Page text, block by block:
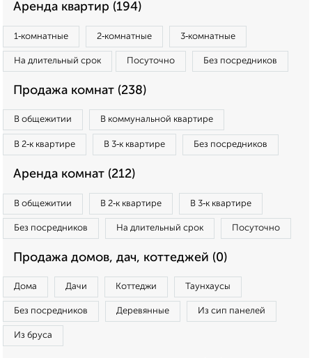
Аренда квартир (194)
1‑комнатные 2‑комнатные 3‑комнатные
На длительный срок Посуточно Без посредников
Продажа комнат (238)
В общежитии В коммунальной квартире
В 2‑к квартире В 3‑к квартире Без посредников
Аренда комнат (212)
В общежитии В 2‑к квартире В 3‑к квартире
Без посредников На длительный срок Посуточно
Продажа домов, дач, коттеджей (0)
Дома Дачи Коттеджи Таунхаусы
Без посредников Деревянные Из сип панелей
Из бруса